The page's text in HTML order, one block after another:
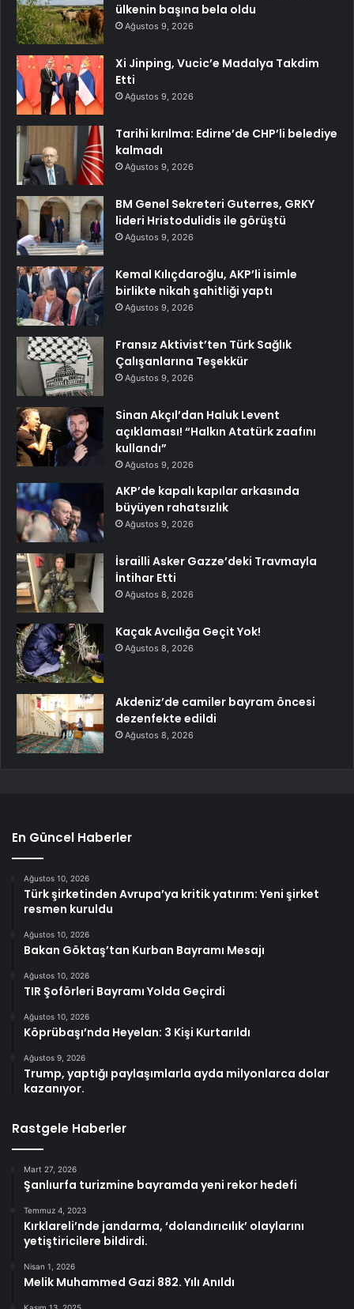
ülkenin başına bela oldu
Ağustos 9, 2026
Xi Jinping, Vucic’e Madalya Takdim
Etti
Ağustos 9, 2026
Tarihi kırılma: Edirne’de CHP’li belediye
kalmadı
Ağustos 9, 2026
BM Genel Sekreteri Guterres, GRKY
lideri Hristodulidis ile görüştü
Ağustos 9, 2026
Kemal Kılıçdaroğlu, AKP’li isimle
birlikte nikah şahitliği yaptı
Ağustos 9, 2026
Fransız Aktivist’ten Türk Sağlık
Çalışanlarına Teşekkür
Ağustos 9, 2026
Sinan Akçıl’dan Haluk Levent
açıklaması! “Halkın Atatürk zaafını
kullandı”
Ağustos 9, 2026
AKP’de kapalı kapılar arkasında
büyüyen rahatsızlık
Ağustos 9, 2026
İsrailli Asker Gazze’deki Travmayla
İntihar Etti
Ağustos 8, 2026
Kaçak Avcılığa Geçit Yok!
Ağustos 8, 2026
Akdeniz’de camiler bayram öncesi
dezenfekte edildi
Ağustos 8, 2026
En Güncel Haberler
Ağustos 10, 2026
Türk şirketinden Avrupa’ya kritik yatırım: Yeni şirket
resmen kuruldu
Ağustos 10, 2026
Bakan Göktaş’tan Kurban Bayramı Mesajı
Ağustos 10, 2026
TIR Şoförleri Bayramı Yolda Geçirdi
Ağustos 10, 2026
Köprübaşı’nda Heyelan: 3 Kişi Kurtarıldı
Ağustos 9, 2026
Trump, yaptığı paylaşımlarla ayda milyonlarca dolar
kazanıyor.
Rastgele Haberler
Mart 27, 2026
Şanlıurfa turizmine bayramda yeni rekor hedefi
Temmuz 4, 2023
Kırklareli’nde jandarma, ‘dolandırıcılık’ olaylarını
yetiştiricilere bildirdi.
Nisan 1, 2026
Melik Muhammed Gazi 882. Yılı Anıldı
Kasım 13, 2025